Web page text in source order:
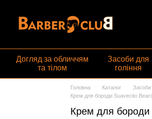
Догляд за обличчям
та тілом
Засоби для
гоління
Головна Каталог Засоби
Крем для бороди Suavecito
Крем для бороди